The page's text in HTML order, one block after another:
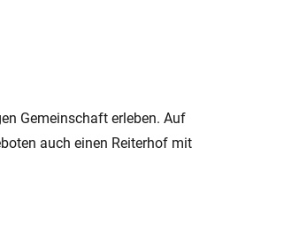
Gemeinschaft erleben. Auf
auch einen Reiterhof mit